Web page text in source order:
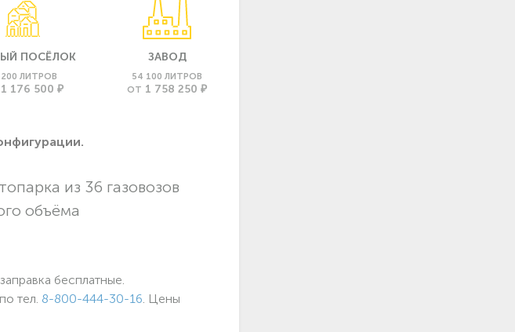
ПОСЁЛОК
200 ЛИТРОВ
1 176 500 ₽
ЗАВОД
54 100 ЛИТРОВ
ОТ 1 758 250 ₽
из 36 газовозов
объёма
бесплатные.
тел. 8-800-444-30-16 . Цены